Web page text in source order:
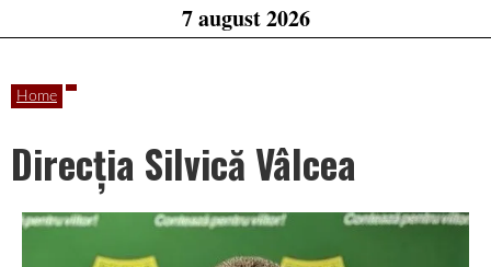
7 august 2026
Home
Direcția Silvică Vâlcea